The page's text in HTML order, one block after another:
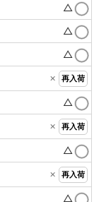
△
△
△
× 再入荷
△
× 再入荷
△
× 再入荷
△